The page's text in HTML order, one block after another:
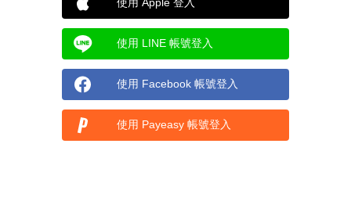
使用 LINE 帳號登入
使用 Facebook 帳號登入
使用 Payeasy 帳號登入